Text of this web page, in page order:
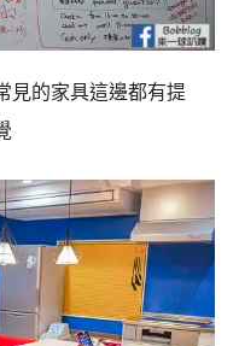
見的家具這邊都有提